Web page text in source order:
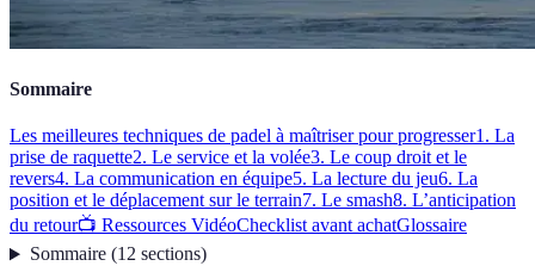
Sommaire
Les meilleures techniques de padel à maîtriser pour progresser1. La
prise de raquette2. Le service et la volée3. Le coup droit et le
revers4. La communication en équipe5. La lecture du jeu6. La
position et le déplacement sur le terrain7. Le smash8. L’anticipation
du retour📺 Ressources VidéoChecklist avant achatGlossaire
Sommaire(12 sections)